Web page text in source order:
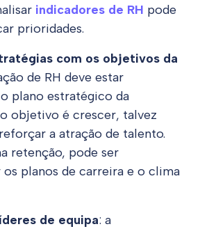
indicadores de RH pode
prioridades.
com os objetivos da
de RH deve estar
plano estratégico da
objetivo é crescer, talvez
a atração de talento.
retenção, pode ser
planos de carreira e o clima
de equipa: a